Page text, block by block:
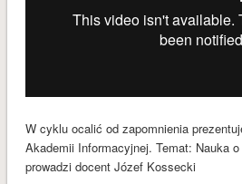
W cyklu ocalić od zapomnienia
Akademii Informacyjnej. Temat: Nauka
prowadzi docent Józef Kossecki